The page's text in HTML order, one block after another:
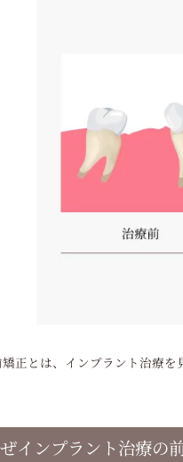
正とは、インプラント治療を
インプラント治療の